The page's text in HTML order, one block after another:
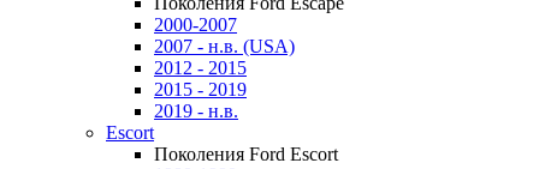
2000-2007
2007 - н.в. (USA)
2012 - 2015
2015 - 2019
2019 - н.в.
Escort
Поколения Ford Escort